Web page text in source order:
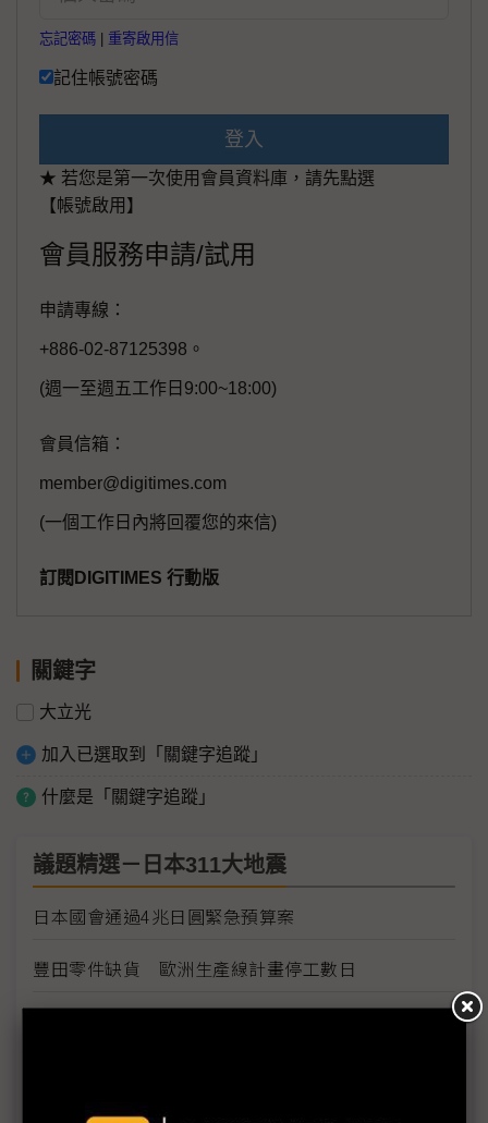
忘記密碼 重寄啟用信
記住帳號密碼
登入
★ 若您是第一次使用會員資料庫，請先點選
【帳號啟用】
會員服務申請/試用
申請專線：
+886-02-87125398。
(週一至週五工作日9:00~18:00)
會員信箱：
member@digitimes.com
(一個工作日內將回覆您的來信)
訂閱DIGITIMES 行動版
關鍵字
大立光
加入已選取到「關鍵字追蹤」
什麼是「關鍵字追蹤」
議題精選－日本311大地震
日本國會通過4兆日圓緊急預算案
豐田零件缺貨 歐洲生產線計畫停工數日